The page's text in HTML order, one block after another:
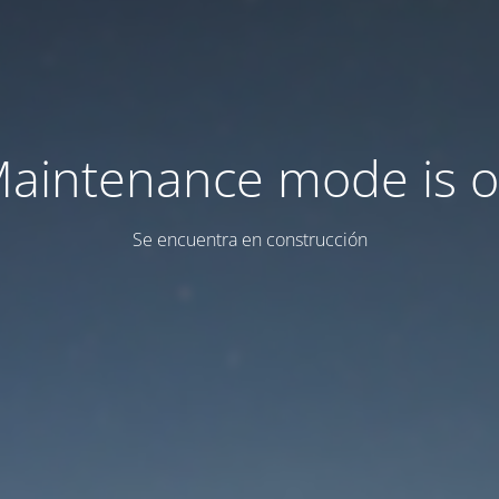
mode is
Se encuentra en construcción